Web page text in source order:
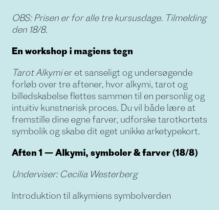
OBS: Prisen er for alle tre kursusdage. Tilmelding
den 18/8.
En workshop i magiens tegn
Tarot Alkymier et sanseligt og undersøgende
forløb over tre aftener, hvor alkymi, tarot og
billedskabelse flettes sammen til en personlig og
intuitiv kunstnerisk proces. Du vil både lære at
fremstille dine egne farver, udforske tarotkortets
symbolik og skabe dit eget unikke arketypekort.
Aften 1 — Alkymi, symboler & farver (18/8)
Underviser: Cecilia Westerberg
Introduktion til alkymiens symbolverden